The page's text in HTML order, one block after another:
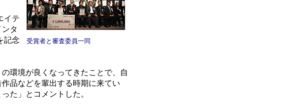
受賞者と審査委員一同
イテ
タ
記念
環境が良くなってきたことで、自
品などを輩出する時期に来てい
た」とコメントした。